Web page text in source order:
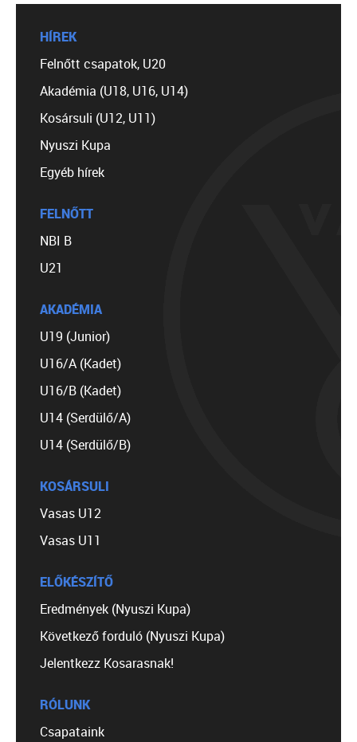
HÍREK
Felnőtt csapatok, U20
Akadémia (U18, U16, U14)
Kosársuli (U12, U11)
Nyuszi Kupa
Egyéb hírek
FELNŐTT
NBI B
U21
AKADÉMIA
U19 (Junior)
U16/A (Kadet)
U16/B (Kadet)
U14 (Serdülő/A)
U14 (Serdülő/B)
KOSÁRSULI
Vasas U12
Vasas U11
ELŐKÉSZÍTŐ
Eredmények (Nyuszi Kupa)
Következő forduló (Nyuszi Kupa)
Jelentkezz Kosarasnak!
RÓLUNK
Csapataink